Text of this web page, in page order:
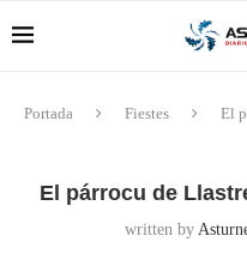
Portada Fiestes El
El párrocu de
written by